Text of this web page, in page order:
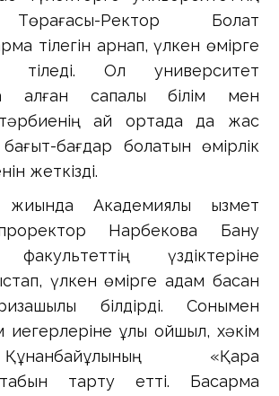
Ректор Болат
тілегін арнап, үлкен өмірге
тіледі. Ол университет
алған сапалы білім мен
қай ортада да жас
бағдар болатын өмірлік
жеткізді.
жиында Академиялық қызмет
Нарбекова Бану
факультеттің үздіктеріне
үлкен өмірге қадам басқан
білдірді. Сонымен
иегерлеріне ұлы ойшыл, хәкім
«Қара
тарту етті. Басқарма